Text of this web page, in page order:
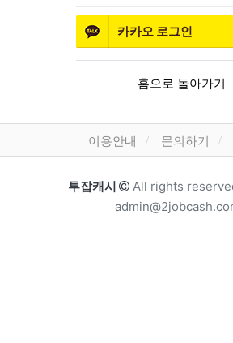
카카오 로그인
홈으로 돌아가기
하단 메뉴이용안내 문의하기
카피라이트
투잡캐시
All rights